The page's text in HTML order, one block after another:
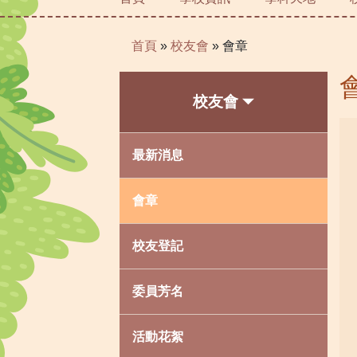
首頁 » 校友會 » 會章
校友會
最新消息
會章
校友登記
委員芳名
活動花絮